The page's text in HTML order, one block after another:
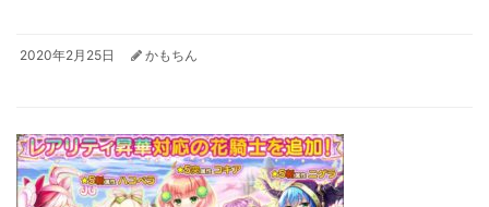
2020年2月25日 かもちん